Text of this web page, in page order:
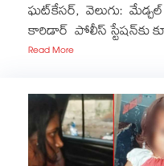
ఘట్‌‌కేసర్‌‌, వెలుగు:
కారిడార్ పోలీస్ స్టేషన్‌‌కు
Read More